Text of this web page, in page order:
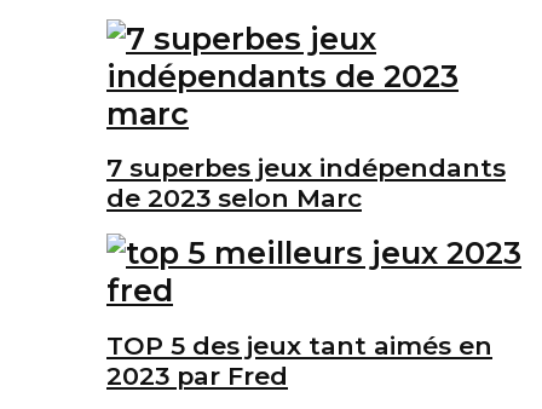
7 superbes jeux indépendants
de 2023 selon Marc
TOP 5 des jeux tant aimés en
2023 par Fred